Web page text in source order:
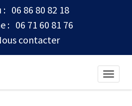
: 06 86 80 82 18
: 06 71 60 81 76
contacter
Toggle